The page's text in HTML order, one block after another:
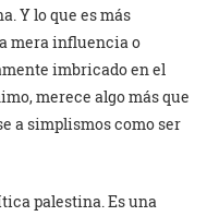
Y lo que es más
mera influencia o
imbricado en el
merece algo más que
a simplismos como ser
palestina. Es una